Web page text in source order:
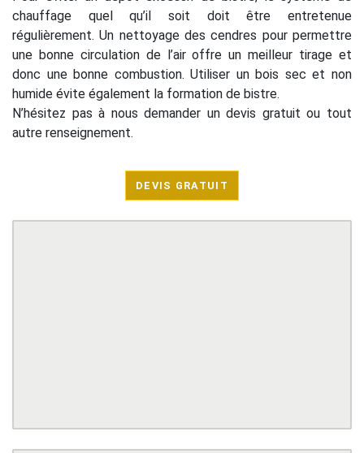
chauffage quel qu’il soit doit être entretenue
régulièrement. Un nettoyage des cendres pour permettre
une bonne circulation de l’air offre un meilleur tirage et
donc une bonne combustion. Utiliser un bois sec et non
humide évite également la formation de bistre.
N’hésitez pas à nous demander un devis gratuit ou tout
autre renseignement.
DEVIS GRATUIT